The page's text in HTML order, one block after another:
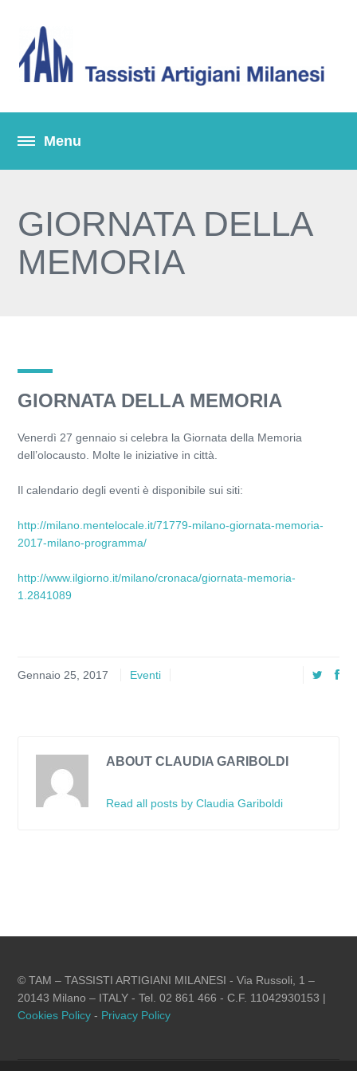
GIORNATA DELLA
MEMORIA
GIORNATA DELLA MEMORIA
Venerdì 27 gennaio si celebra la Giornata della Memoria
dell’olocausto. Molte le iniziative in città.
Il calendario degli eventi è disponibile sui siti:
http://milano.mentelocale.it/71779-milano-giornata-memoria-
2017-milano-programma/
http://www.ilgiorno.it/milano/cronaca/giornata-memoria-
1.2841089
Gennaio 25, 2017 Eventi
ABOUT CLAUDIA GARIBOLDI
Read all posts by Claudia Gariboldi
© TAM – TASSISTI ARTIGIANI MILANESI - Via Russoli, 1 –
20143 Milano – ITALY - Tel. 02 861 466 - C.F. 11042930153 |
Cookies Policy - Privacy Policy